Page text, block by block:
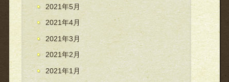
2021年5月
2021年4月
2021年3月
2021年2月
2021年1月